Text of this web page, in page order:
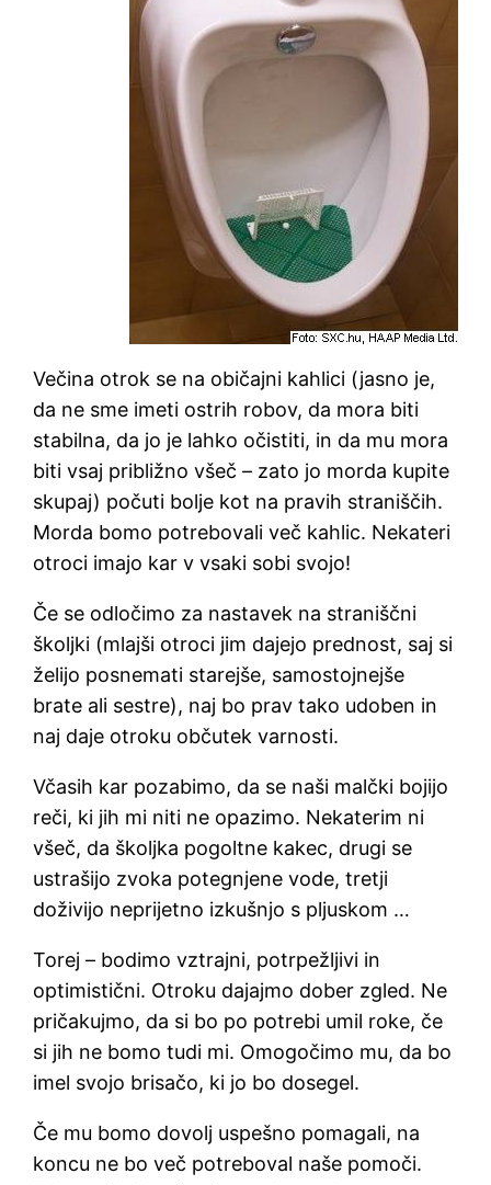
Večina otrok se na običajni kahlici (jasno je,
da ne sme imeti ostrih robov, da mora biti
stabilna, da jo je lahko očistiti, in da mu mora
biti vsaj približno všeč – zato jo morda kupite
skupaj) počuti bolje kot na pravih straniščih.
Morda bomo potrebovali več kahlic. Nekateri
otroci imajo kar v vsaki sobi svojo!
Če se odločimo za nastavek na straniščni
školjki (mlajši otroci jim dajejo prednost, saj si
želijo posnemati starejše, samostojnejše
brate ali sestre), naj bo prav tako udoben in
naj daje otroku občutek varnosti.
Včasih kar pozabimo, da se naši malčki bojijo
reči, ki jih mi niti ne opazimo. Nekaterim ni
všeč, da školjka pogoltne kakec, drugi se
ustrašijo zvoka potegnjene vode, tretji
doživijo neprijetno izkušnjo s pljuskom …
Torej – bodimo vztrajni, potrpežljivi in
optimistični. Otroku dajajmo dober zgled. Ne
pričakujmo, da si bo po potrebi umil roke, če
si jih ne bomo tudi mi. Omogočimo mu, da bo
imel svojo brisačo, ki jo bo dosegel.
Če mu bomo dovolj uspešno pomagali, na
koncu ne bo več potreboval naše pomoči.